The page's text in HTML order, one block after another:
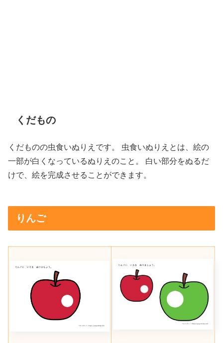
くだもの
くだものの虫食いぬりえです。 虫食いぬりえとは、絵の
一部が白くなっているぬりえのこと。 白い部分をぬるだ
けで、絵を完成させることができます。
りんご